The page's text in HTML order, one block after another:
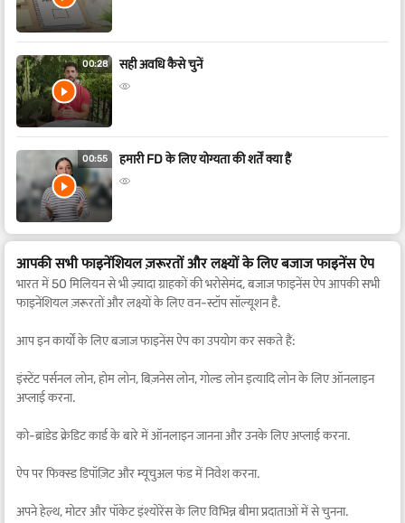
00:28 सही अवधि कैसे चुनें
00:55 हमारी FD के लिए योग्यता की शर्तें क्या हैं
आपकी सभी फाइनेंशियल ज़रूरतों और लक्ष्यों के लिए बजाज फाइनेंस ऐप
भारत में 50 मिलियन से भी ज़्यादा ग्राहकों की भरोसेमंद, बजाज फाइनेंस ऐप आपकी सभी
फाइनेंशियल ज़रूरतों और लक्ष्यों के लिए वन-स्टॉप सॉल्यूशन है.
आप इन कार्यों के लिए बजाज फाइनेंस ऐप का उपयोग कर सकते हैं:
इंस्टेंट पर्सनल लोन, होम लोन, बिज़नेस लोन, गोल्ड लोन इत्यादि लोन के लिए ऑनलाइन
अप्लाई करना.
को-ब्रांडेड क्रेडिट कार्ड के बारे में ऑनलाइन जानना और उनके लिए अप्लाई करना.
ऐप पर फिक्स्ड डिपॉज़िट और म्यूचुअल फंड में निवेश करना.
अपने हेल्थ, मोटर और पॉकेट इंश्योरेंस के लिए विभिन्न बीमा प्रदाताओं में से चुनना.